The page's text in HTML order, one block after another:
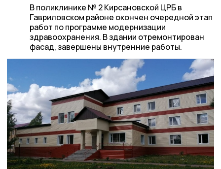
В поликлинике № 2 Кирсановской ЦРБ в
Гавриловском районе окончен очередной этап
работ по программе модернизации
здравоохранения. В здании отремонтирован
фасад, завершены внутренние работы.